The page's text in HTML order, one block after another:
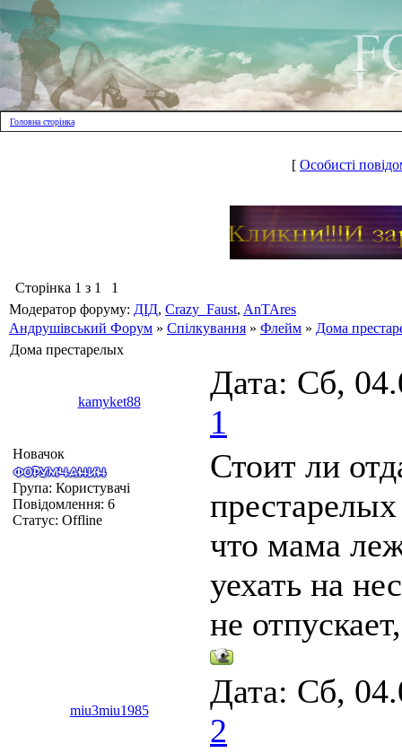
Головна сторінка
[ Особисті
Сторінка 1 з 1
1
Модератор форуму: ДІД, Crazy_Faust, AnTAres
Андрушівський Форум » Спілкування » Флейм » Дома
Дома престарелых
kamyket88
Дата: Сб,
1
Новачок
Група: Користувачі
Повідомлення: 6
Статус: Offline
Стоит ли
что мама
уехать на
не
miu3miu1985
Дата: Сб,
2